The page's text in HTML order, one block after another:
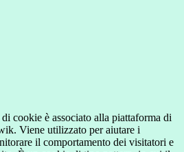
cookie è associato alla piattaforma di
Viene utilizzato per aiutare i
il comportamento dei visitatori e